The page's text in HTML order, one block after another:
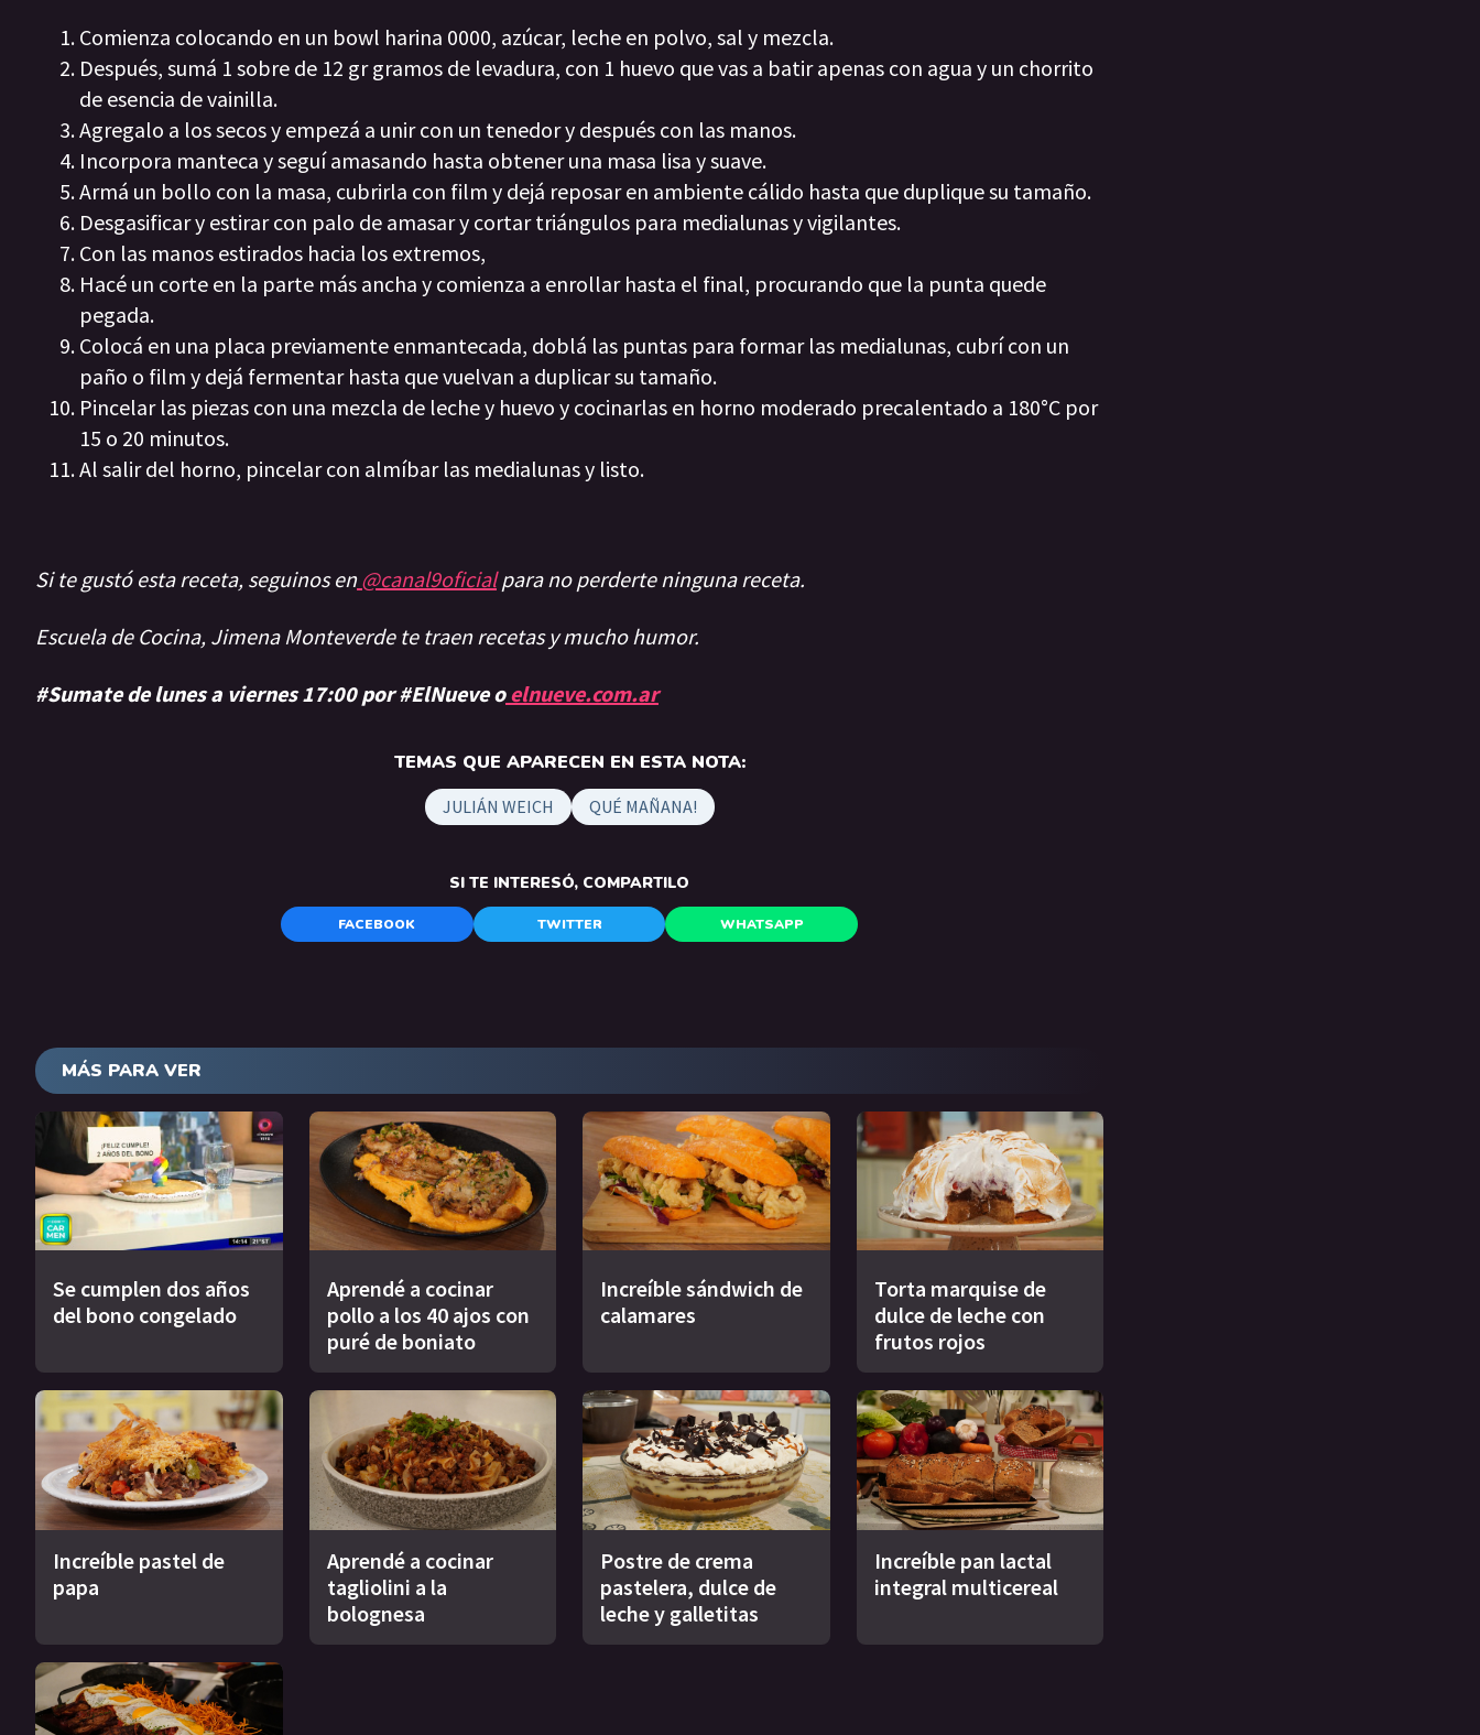
Comienza colocando en un bowl harina 0000, azúcar, leche en polvo, sal y mezcla.
Después, sumá 1 sobre de 12 gr gramos de levadura, con 1 huevo que vas a batir apenas con agua y un chorrito
de esencia de vainilla.
Agregalo a los secos y empezá a unir con un tenedor y después con las manos.
Incorpora manteca y seguí amasando hasta obtener una masa lisa y suave.
Armá un bollo con la masa, cubrirla con film y dejá reposar en ambiente cálido hasta que duplique su tamaño.
Desgasificar y estirar con palo de amasar y cortar triángulos para medialunas y vigilantes.
Con las manos estirados hacia los extremos,
Hacé un corte en la parte más ancha y comienza a enrollar hasta el final, procurando que la punta quede
pegada.
Colocá en una placa previamente enmantecada, doblá las puntas para formar las medialunas, cubrí con un
paño o film y dejá fermentar hasta que vuelvan a duplicar su tamaño.
Pincelar las piezas con una mezcla de leche y huevo y cocinarlas en horno moderado precalentado a 180°C por
15 o 20 minutos.
Al salir del horno, pincelar con almíbar las medialunas y listo.
Si te gustó esta receta, seguinos en @canal9oficialpara no perderte ninguna receta.
Escuela de Cocina, Jimena Monteverde te traen recetas y mucho humor.
#Sumate de lunes a viernes 17:00 por #ElNueve o elnueve.com.ar
TEMAS QUE APARECEN EN ESTA NOTA:
JULIÁN WEICH QUÉ MAÑANA!
SI TE INTERESÓ, COMPARTILO
FACEBOOK TWITTER WHATSAPP
MÁS PARA VER
Se cumplen dos años
del bono congelado
Aprendé a cocinar
pollo a los 40 ajos con
puré de boniato
Increíble sándwich de
calamares
Torta marquise de
dulce de leche con
frutos rojos
Increíble pastel de
papa
Aprendé a cocinar
tagliolini a la
bolognesa
Postre de crema
pastelera, dulce de
leche y galletitas
Increíble pan lactal
integral multicereal